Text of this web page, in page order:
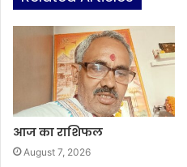
आज का राशिफल
August 7, 2026